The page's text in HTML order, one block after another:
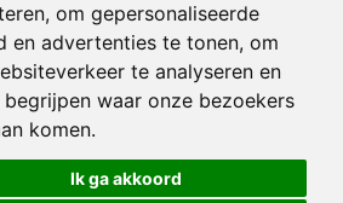
om gepersonaliseerde
en advertenties te tonen, om
te analyseren en
waar onze bezoekers
komen.
Ik ga akkoord